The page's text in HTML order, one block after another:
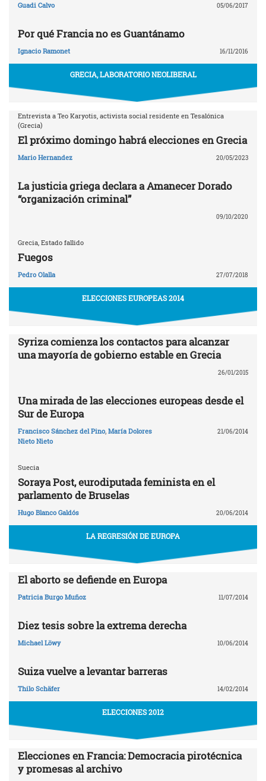
Guadi Calvo 05/06/2017
Por qué Francia no es Guantánamo
Ignacio Ramonet 16/11/2016
GRECIA, LABORATORIO NEOLIBERAL
Entrevista a Teo Karyotis, activista social residente en Tesalónica
(Grecia)
El próximo domingo habrá elecciones en Grecia
Mario Hernandez 20/05/2023
La justicia griega declara a Amanecer Dorado
“organización criminal”
09/10/2020
Grecia, Estado fallido
Fuegos
Pedro Olalla 27/07/2018
ELECCIONES EUROPEAS 2014
Syriza comienza los contactos para alcanzar
una mayoría de gobierno estable en Grecia
26/01/2015
Una mirada de las elecciones europeas desde el
Sur de Europa
Francisco Sánchez del Pino, María Dolores
Nieto Nieto
21/06/2014
Suecia
Soraya Post, eurodiputada feminista en el
parlamento de Bruselas
Hugo Blanco Galdós 20/06/2014
LA REGRESIÓN DE EUROPA
El aborto se defiende en Europa
Patricia Burgo Muñoz 11/07/2014
Diez tesis sobre la extrema derecha
Michael Löwy 10/06/2014
Suiza vuelve a levantar barreras
Thilo Schäfer 14/02/2014
ELECCIONES 2012
Elecciones en Francia: Democracia pirotécnica
y promesas al archivo